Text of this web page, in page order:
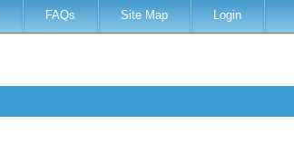
FAQs Site Map Login